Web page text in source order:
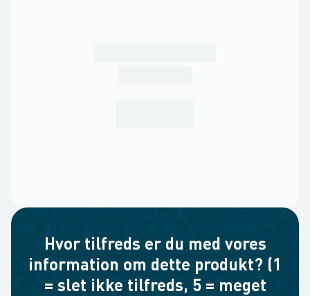
Hvor tilfreds er du med vores
information om dette produkt? (1
= slet ikke tilfreds, 5 = meget